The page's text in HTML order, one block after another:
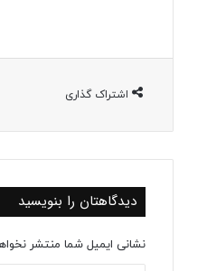
اشتراک گذاری
دیدگاهتان را بنویسید
نشانی ایمیل شما منتشر